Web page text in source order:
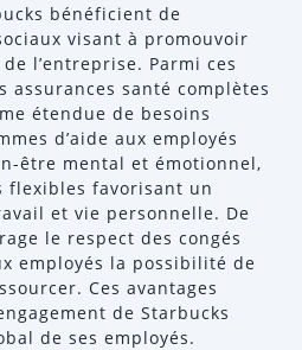
bénéficient de
visant à promouvoir
l’entreprise. Parmi ces
assurances santé complètes
étendue de besoins
d’aide aux employés
être mental et émotionnel,
flexibles favorisant un
et vie personnelle. De
le respect des congés
employés la possibilité de
Ces avantages
de Starbucks
de ses employés.